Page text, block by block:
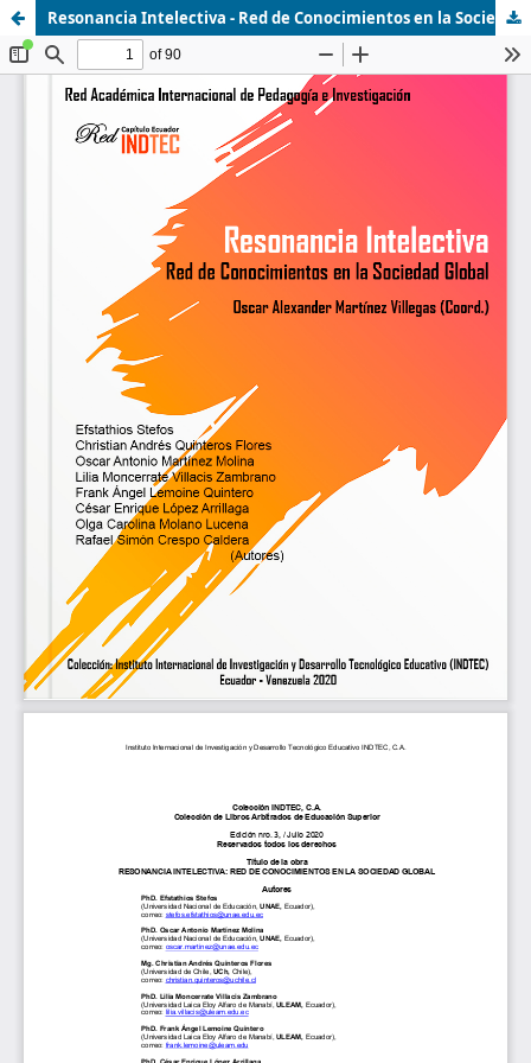
Resonancia Intelectiva - Red de Conocimientos en la Sociedad Global